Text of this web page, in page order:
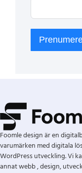
Foomle design är en
varumärken med digitala
WordPress utveckling. Vi
annat webb , design,